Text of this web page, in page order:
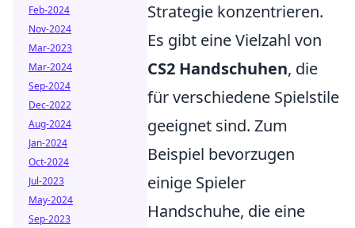
Strategie konzentrieren.
Es gibt eine Vielzahl von
CS2 Handschuhen, die
für verschiedene Spielstile
geeignet sind. Zum
Beispiel bevorzugen
einige Spieler
Handschuhe, die eine
Feb-2024
Nov-2024
Mar-2023
Mar-2024
Sep-2024
Dec-2022
Aug-2024
Jan-2024
Oct-2024
Jul-2023
May-2024
Sep-2023